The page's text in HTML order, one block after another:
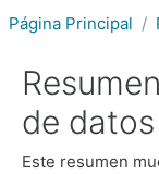
Página Principal
de datos
Este resumen